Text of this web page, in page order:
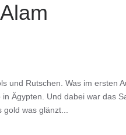
und Rutschen. Was im ersten
Ägypten. Und dabei war das
was glänzt...